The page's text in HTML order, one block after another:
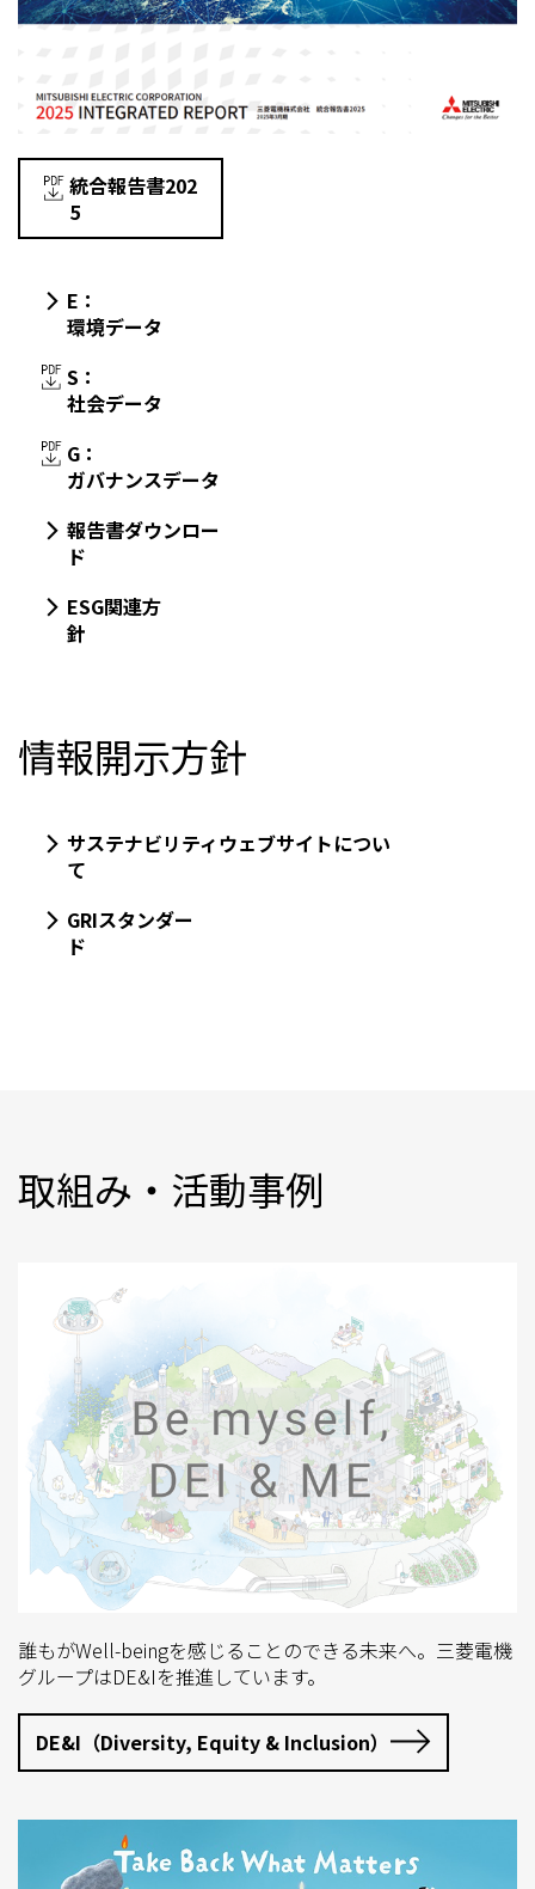
統合報告書202
5
E：
環境データ
S：
社会データ
G：
ガバナンスデータ
報告書ダウンロー
ド
ESG関連方
針
情報開示方針
サステナビリティウェブサイトについ
て
GRIスタンダー
ド
取組み・活動事例
誰もがWell-beingを感じることのできる未来へ。三菱電機
グループはDE&Iを推進しています。
DE&I（Diversity, Equity & Inclusion）